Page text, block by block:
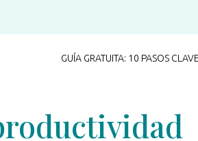
GUÍA GRATUITA: 10 PASOS